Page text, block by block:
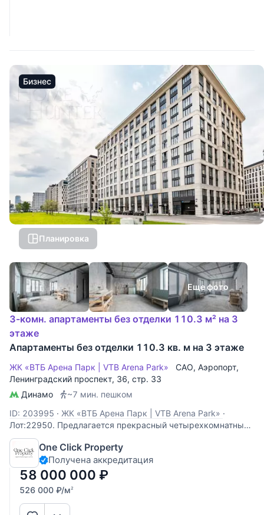
Бизнес
Планировка
Еще фото
3-комн. апартаменты без отделки 110.3 м² на 3
этаже
Апартаменты без отделки 110.3 кв. м на 3 этаже
ЖК «ВТБ Арена Парк | VTB Arena Park» САО, Аэропорт,
Ленинградский проспект, 36, стр. 33
Динамо
~7 мин. пешком
ID: 203995 · ЖК «ВТБ Арена Парк | VTB Arena Park» ·
Лот:22950. Предлагается прекрасный четырехкомнатный
апартамент с видом на город! В квартире выполнен ремонт
White Box, разведена электрика, сантехника, заменены
батареи, залиты полы, проведена вся необходимая
проводка, выровнены стены! Внутри
One Click Property
Получена аккредитация
58 000 000 ₽
526 000 ₽/м2